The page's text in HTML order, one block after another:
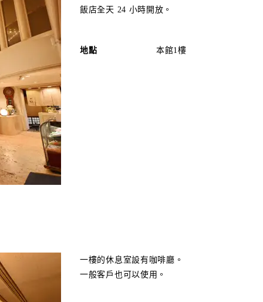
飯店全天 24 小時開放。
地點 本館1樓
一樓的休息室設有咖啡廳。
一般客戶也可以使用。